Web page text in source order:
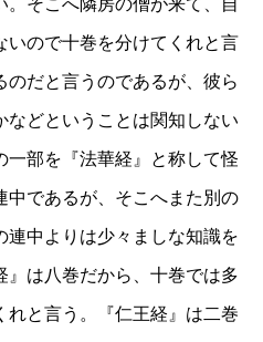
そこへ隣房の僧が来て、自
いので十巻を分けてくれと言
のだと言うのであるが、彼ら
などということは関知しない
一部を『法華経』と称して怪
中であるが、そこへまた別の
中よりは少々ましな知識を
は八巻だから、十巻では多
と言う。『仁王経』は二巻